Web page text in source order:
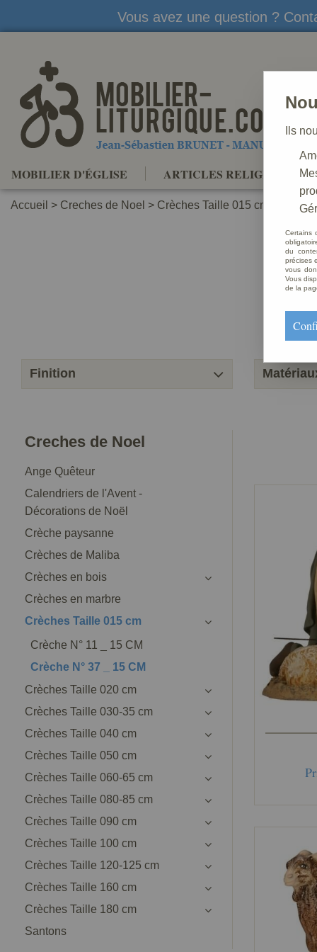
Vous avez une question ?
MOBILIER D'ÉGLISE ARTICLES RELIGIEUX
Accueil > Creches de Noel > Crèches Taille 015 cm
Finition
Creches de Noel
Ange Quêteur
Calendriers de l'Avent -
Décorations de Noël
Crèche paysanne
Crèches de Maliba
Crèches en bois
Crèches en marbre
Crèches Taille 015 cm
Crèche N° 11 _ 15 CM
Crèche N° 37 _ 15 CM
Crèches Taille 020 cm
Crèches Taille 030-35 cm
Crèches Taille 040 cm
Crèches Taille 050 cm
Crèches Taille 060-65 cm
Crèches Taille 080-85 cm
Crèches Taille 090 cm
Crèches Taille 100 cm
Crèches Taille 120-125 cm
Crèches Taille 160 cm
Crèches Taille 180 cm
Santons
Ils
Certains
du
précises
vous
Vous
de la